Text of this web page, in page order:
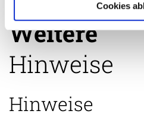
Cookies
Weitere
Hinweise
Hinweise